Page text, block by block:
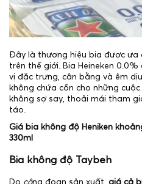
Đây là thương hiệu bia được ưa
trên thế giới. Bia Heineken
vị đặc trưng, cân bằng và êm
không chứa cồn cho những
không sợ say, thoải mái tham
táo.
Giá bia không độ Heniken
330ml
Bia không độ Taybeh
Do công đoạn sản xuất, giá cả